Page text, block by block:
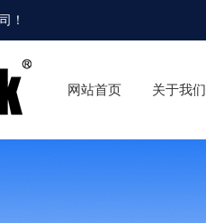
！
网站首页 关于我们